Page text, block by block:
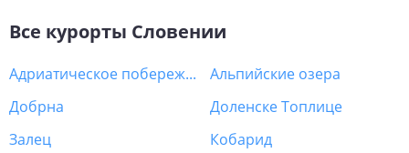
Все курорты Словении
Адриатическое побережье
Альпийские озера
Добрна
Доленске Топлице
Залец
Кобарид